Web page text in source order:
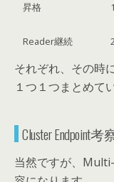
昇格
Reader継続
それぞれ、その時
１つ１つまとめて
Cluster Endpoint考
当然ですが、